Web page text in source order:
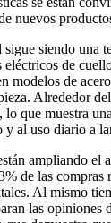
nuevos
siendo una
eléctricos de
modelos de
Alrededor
que muestra
y al uso diario a
ampliando el
de las compras
Al mismo
las opiniones